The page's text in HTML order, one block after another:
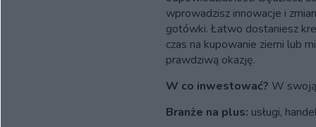
wprowadzisz innowacje i
gotówki. Łatwo dostaniesz
czas na kupowanie ziemi lub
prawdziwą okazję.
W co inwestować? W
Branże na plus: usługi,